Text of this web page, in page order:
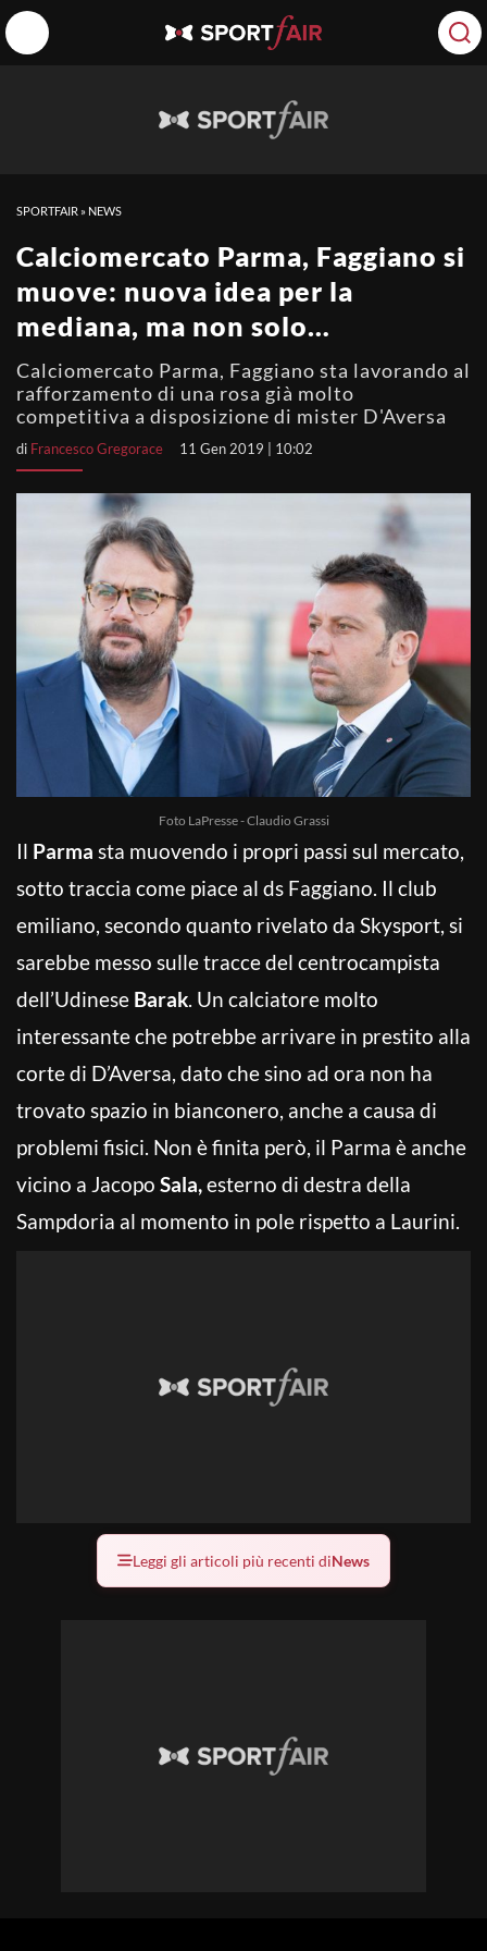
SPORTFAIR » NEWS
Calciomercato Parma, Faggiano si
muove: nuova idea per la
mediana, ma non solo…
Calciomercato Parma, Faggiano sta lavorando al
rafforzamento di una rosa già molto
competitiva a disposizione di mister D'Aversa
di Francesco Gregorace 11 Gen 2019 | 10:02
Foto LaPresse - Claudio Grassi
Il Parma sta muovendo i propri passi sul mercato,
sotto traccia come piace al ds Faggiano. Il club
emiliano, secondo quanto rivelato da Skysport, si
sarebbe messo sulle tracce del centrocampista
dell’Udinese Barak. Un calciatore molto
interessante che potrebbe arrivare in prestito alla
corte di D’Aversa, dato che sino ad ora non ha
trovato spazio in bianconero, anche a causa di
problemi fisici. Non è finita però, il Parma è anche
vicino a Jacopo Sala,esterno di destra della
Sampdoria al momento in pole rispetto a Laurini.
Leggi gli articoli più recenti diNews